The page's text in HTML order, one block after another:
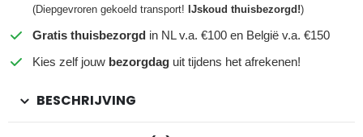
(Diepgevroren gekoeld transport! IJskoud thuisbezorgd!)
Gratis thuisbezorgd in NL v.a. €100 en België v.a. €150
Kies zelf jouw bezorgdag uit tijdens het afrekenen!
BESCHRIJVING